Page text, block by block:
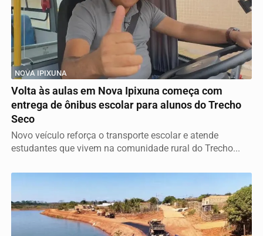
NOVA IPIXUNA
Volta às aulas em Nova Ipixuna começa com
entrega de ônibus escolar para alunos do Trecho
Seco
Novo veículo reforça o transporte escolar e atende
estudantes que vivem na comunidade rural do Trecho...